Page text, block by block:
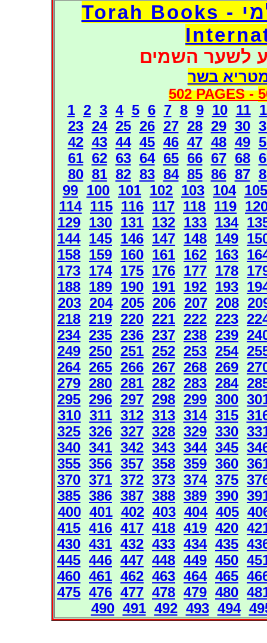
דפי אוצר הספרים העולמי - Torah Books
לשער השמים
בשר
502 PAGES -
1 2 3 4 5 6 7 8 9 10 11
23 24 25 26 27 28 29 30
42 43 44 45 46 47 48 49
61 62 63 64 65 66 67 68
80 81 82 83 84 85 86 87
99 100 101 102 103 104 105
114 115 116 117 118 119
129 130 131 132 133 134
144 145 146 147 148 149
158 159 160 161 162 163
173 174 175 176 177 178
188 189 190 191 192 193
203 204 205 206 207 208
218 219 220 221 222 223
234 235 236 237 238 239
249 250 251 252 253 254
264 265 266 267 268 269
279 280 281 282 283 284
295 296 297 298 299 300
310 311 312 313 314 315
325 326 327 328 329 330
340 341 342 343 344 345
355 356 357 358 359 360
370 371 372 373 374 375
385 386 387 388 389 390
400 401 402 403 404 405
415 416 417 418 419 420
430 431 432 433 434 435
445 446 447 448 449 450
460 461 462 463 464 465
475 476 477 478 479 480
490 491 492 493 494